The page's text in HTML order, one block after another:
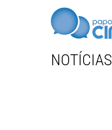
NOTÍCIAS